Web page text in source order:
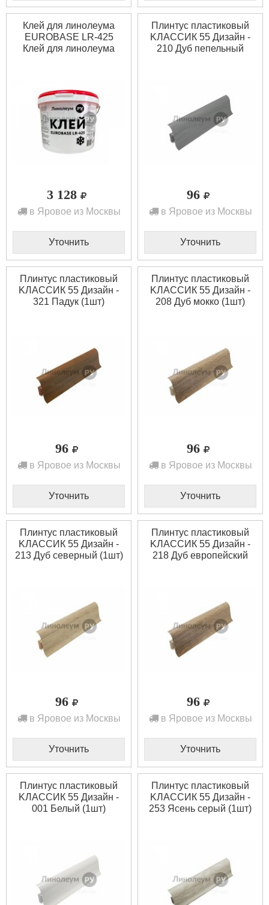
Клей для линолеума
EUROBASE LR-425
Клей для линолеума
3 128
в Яровое из Москвы
Уточнить
Плинтус пластиковый
KЛАССИК 55 Дизайн -
210 Дуб пепельный
96
в Яровое из Москвы
Уточнить
Плинтус пластиковый
KЛАССИК 55 Дизайн -
321 Падук (1шт)
96
в Яровое из Москвы
Уточнить
Плинтус пластиковый
KЛАССИК 55 Дизайн -
208 Дуб мокко (1шт)
96
в Яровое из Москвы
Уточнить
Плинтус пластиковый
KЛАССИК 55 Дизайн -
213 Дуб северный (1шт)
96
в Яровое из Москвы
Уточнить
Плинтус пластиковый
KЛАССИК 55 Дизайн -
218 Дуб европейский
96
в Яровое из Москвы
Уточнить
Плинтус пластиковый
KЛАССИК 55 Дизайн -
001 Белый (1шт)
Плинтус пластиковый
KЛАССИК 55 Дизайн -
253 Ясень серый (1шт)